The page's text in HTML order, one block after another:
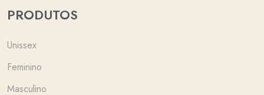
PRODUTOS
Unissex
Feminino
Masculino